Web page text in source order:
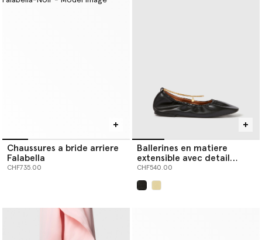
Chaussures a bride arriere
Falabella
CHF735.00
Ballerines en matiere
extensible avec detail
chaine
CHF540.00